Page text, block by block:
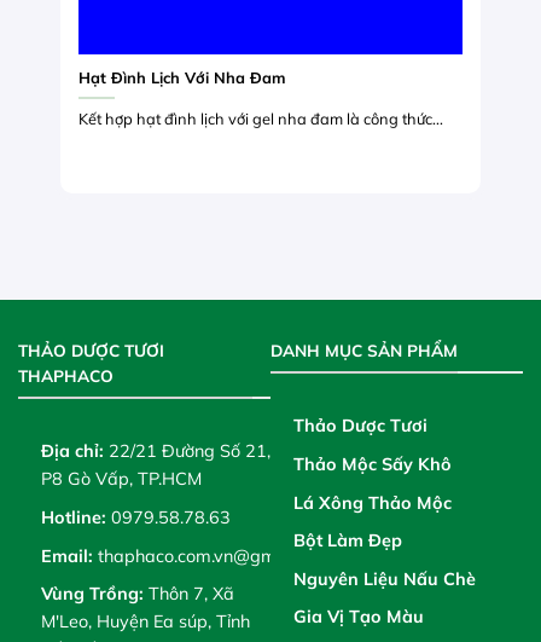
Hạt Đình Lịch Với Nha Đam
Kết hợp hạt đình lịch với gel nha đam là công thức...
THẢO DƯỢC TƯƠI
THAPHACO
Địa chỉ: 22/21 Đường Số 21,
P8 Gò Vấp, TP.HCM
Hotline: 0979.58.78.63
Email: thaphaco.com.vn@gmail.com
Vùng Trồng: Thôn 7, Xã
M'Leo, Huyện Ea súp, Tỉnh
DANH MỤC SẢN PHẨM
Thảo Dược Tươi
Thảo Mộc Sấy Khô
Lá Xông Thảo Mộc
Bột Làm Đẹp
Nguyên Liệu Nấu Chè
Gia Vị Tạo Màu